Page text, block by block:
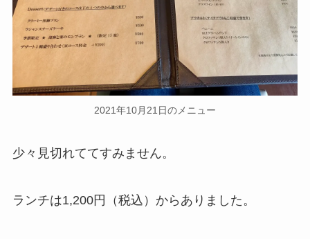
2021年10月21日のメニュー
少々見切れててすみません。
ランチは1,200円（税込）からありました。